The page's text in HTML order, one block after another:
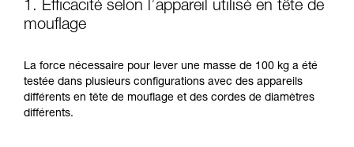
informations de la notice technique pour
pouvoir comprendre ce complément
Maîtriser ces techniques nécessite une
formation et un entraînement spécifique. Validez
avec un professionnel votre capacité à refaire
1. Efficacité selon l’appareil utilisé en tête de
mouflage
La force nécessaire pour lever une masse de 100 kg a été
testée dans plusieurs configurations avec des appareils
différents en tête de mouflage et des cordes de diamètres
différents.